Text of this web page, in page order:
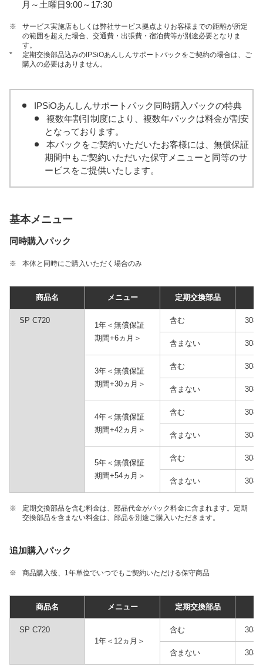
月～土曜日9:00～17:30
※
サービス実施店もしくは弊社サービス拠点よりお客様までの距離が所定
の範囲を超えた場合、交通費・出張費・宿泊費等が別途必要となりま
す。
*
定期交換部品込みのIPSiOあんしんサポートパックをご契約の場合は、ご
購入の必要はありません。
IPSiOあんしんサポートパック同時購入パックの特典
複数年割引制度により、複数年パックは料金が割安
となっております。
本パックをご契約いただいたお客様には、無償保証
期間中もご契約いただいた保守メニューと同等のサ
ービスをご提供いたします。
基本メニュー
同時購入パック
※ 本体と同時にご購入いただく場合のみ
商品名 メニュー 定期交換部品
SP C720
1年＜無償保証
期間+6ヵ月＞
含む
含まない
3年＜無償保証
期間+30ヵ月＞
含む
含まない
4年＜無償保証
期間+42ヵ月＞
含む
含まない
5年＜無償保証
期間+54ヵ月＞
含む
含まない
※
定期交換部品を含む料金は、部品代金がパック料金に含まれます。定期
交換部品を含まない料金は、部品を別途ご購入いただきます。
追加購入パック
※ 商品購入後、1年単位でいつでもご契約いただける保守商品
商品名 メニュー 定期交換部品
SP C720
1年＜12ヵ月＞
含む
含まない